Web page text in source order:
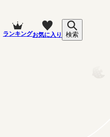
ランキングお気に入り 検索